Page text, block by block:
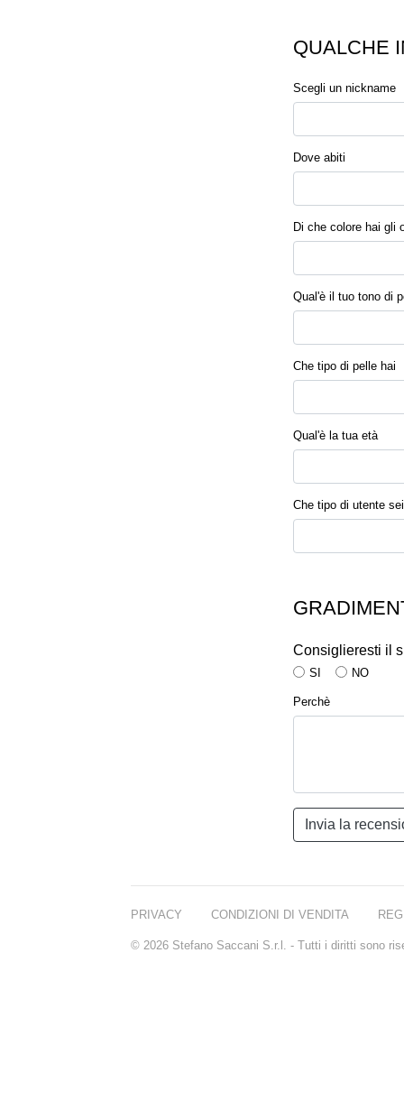
QUALCHE
Scegli un nickname
Dove abiti
Di che colore hai gli
Qual'è il tuo tono di
Che tipo di pelle hai
Qual'è la tua età
Che tipo di utente sei
Consiglieresti il
SI NO
Perchè
PRIVACY CONDIZIONI DI VENDITA
© 2026 Stefano Saccani S.r.l. - Tutti i diritti sono